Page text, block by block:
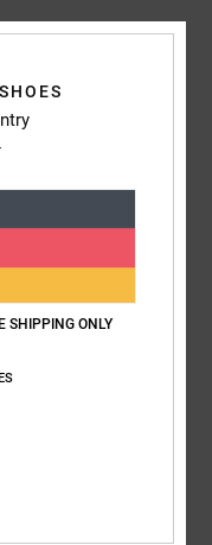
Größe: Perfekte Größe
Verifizierter Kauf
SHIPPING ONLY